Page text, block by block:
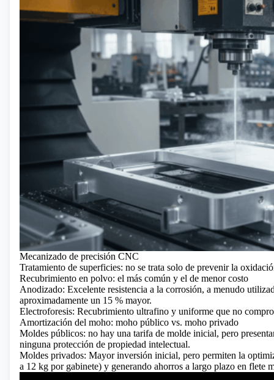
Mecanizado de precisión CNC
Tratamiento de superficies: no se trata solo de prevenir la
Recubrimiento en polvo: el más común y el de menor costo
Anodizado: Excelente resistencia a la corrosión, a menudo
aproximadamente un 15 % mayor.
Electroforesis: Recubrimiento ultrafino y uniforme que no
Amortización del moho: moho público vs. moho privado
Moldes públicos: no hay una tarifa de molde inicial, pero
ninguna protección de propiedad intelectual.
Moldes privados: Mayor inversión inicial, pero permiten la
a 12 kg por gabinete) y generando ahorros a largo plazo en flete